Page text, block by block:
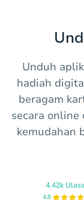
Unduh
hadiah
beragam
secara online
kemudahan
4.42k
4.8